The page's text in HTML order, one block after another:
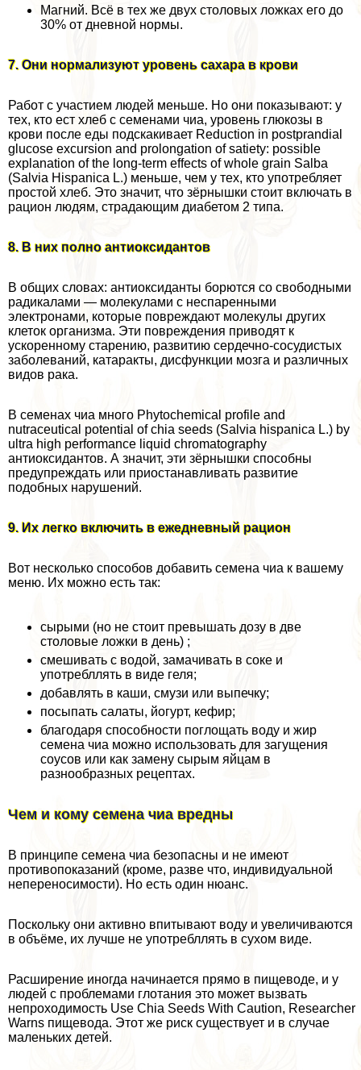
Магний. Всё в тех же двух столовых ложках его до
30% от дневной нормы.
7. Они нормализуют уровень сахара в крови
Работ с участием людей меньше. Но они показывают: у
тех, кто ест хлеб с семенами чиа, уровень глюкозы в
крови после еды подскакивает Reduction in postprandial
glucose excursion and prolongation of satiety: possible
explanation of the long-term effects of whole grain Salba
(Salvia Hispanica L.) меньше, чем у тех, кто употрeбляет
простой хлеб. Это значит, что зёрнышки стоит включать в
рацион людям, страдающим диабетом 2 типа.
8. В них полно антиоксидантов
В общих словах: антиоксиданты борются со свободными
радикалами — молекулами с неспаренными
электронами, которые повреждают молекулы других
клеток организма. Эти повреждения приводят к
ускоренному старению, развитию сердечно-сосудистых
заболеваний, катаpaкты, дисфункции мозга и различных
видов paка.
В семенах чиа много Phytochemical profile and
nutraceutical potential of chia seeds (Salvia hispanica L.) by
ultra high performance liquid chromatography
антиоксидантов. А значит, эти зёрнышки способны
предупреждать или приостанавливать развитие
подобных нарушений.
9. Их легко включить в ежедневный рацион
Вот несколько способов добавить семена чиа к вашему
меню. Их можно есть так:
сырыми (но не стоит превышать дозу в две
столовые ложки в день) ;
смешивать с водой, замачивать в соке и
употрeбллять в виде геля;
добавлять в каши, смузи или выпечку;
посыпать салаты, йогурт, кефир;
благодаря способности поглощать воду и жир
семена чиа можно использовать для загущения
соусов или как замену сырым яйцам в
разнообразных рецептах.
Чем и кому семена чиа вредны
В принципе семена чиа безопасны и не имеют
противопоказаний (кроме, разве что, индивидуальной
непереносимости). Но есть один нюанс.
Поскольку они активно впитывают воду и увеличиваются
в объёме, их лучше не употрeбллять в сухом виде.
Расширение иногда начинается прямо в пищеводе, и у
людей с проблемами глотания это может вызвать
непроходимость Use Chia Seeds With Caution, Researcher
Warns пищевода. Этот же риск существует и в случае
маленьких детей.